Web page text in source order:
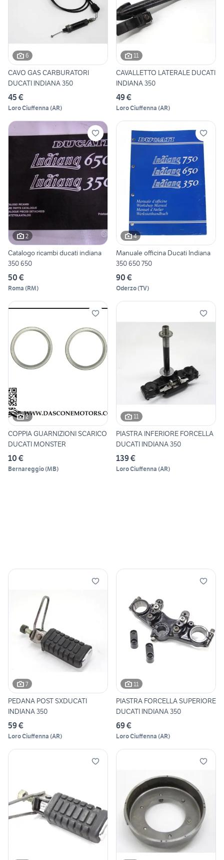
6
CAVO GAS CARBURATORI
DUCATI INDIANA 350
45 €
Loro Ciuffenna (AR)
11
CAVALLETTO LATERALE DUCATI
INDIANA 350
49 €
Loro Ciuffenna (AR)
2
Catalogo ricambi ducati indiana
350 650
50 €
Roma (RM)
4
Manuale officina Ducati Indiana
350 650 750
90 €
Oderzo(TV)
2
COPPIA GUARNIZIONI SCARICO
DUCATI MONSTER
10 €
Bernareggio(MB)
11
PIASTRA INFERIORE FORCELLA
DUCATI INDIANA 350
139 €
Loro Ciuffenna (AR)
7
PEDANA POST SXDUCATI
INDIANA 350
59 €
Loro Ciuffenna (AR)
11
PIASTRA FORCELLA SUPERIORE
DUCATI INDIANA 350
69 €
Loro Ciuffenna (AR)